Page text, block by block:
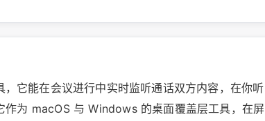
它能在会议进行中实时监听通话双方内容，在你听
作为 macOS 与 Windows 的桌面覆盖层工具，在屏